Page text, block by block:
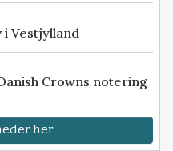
i Vestjylland
Crowns notering
her